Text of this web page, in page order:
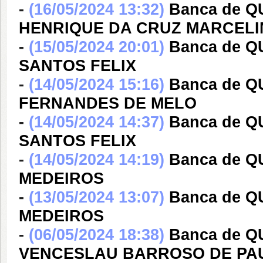
- (16/05/2024 13:32) Banca de
HENRIQUE DA CRUZ
- (15/05/2024 20:01) Banca de
SANTOS FELIX
- (14/05/2024 15:16) Banca de
FERNANDES DE MELO
- (14/05/2024 14:37) Banca de
SANTOS FELIX
- (14/05/2024 14:19) Banca de
MEDEIROS
- (13/05/2024 13:07) Banca de
MEDEIROS
- (06/05/2024 18:38) Banca de
VENCESLAU BARROSO DE